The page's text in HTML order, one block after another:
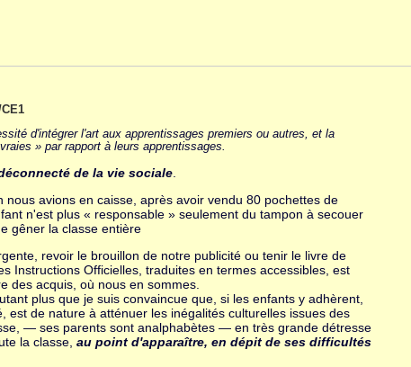
d'intégrer l'art aux apprentissages premiers ou autres, et la
» par rapport à leurs apprentissages.
de la vie sociale.
avions en caisse, après avoir vendu 80 pochettes de
n'est plus « responsable » seulement du tampon à secouer
gêner la classe entière
revoir le brouillon de notre publicité ou tenir le livre de
Instructions Officielles, traduites en termes accessibles, est
des acquis, où nous en sommes.
plus que je suis convaincue que, si les enfants y adhèrent,
de nature à atténuer les inégalités culturelles issues des
— ses parents sont analphabètes — en très grande détresse
la classe, au point d'apparaître, en dépit de ses difficultés